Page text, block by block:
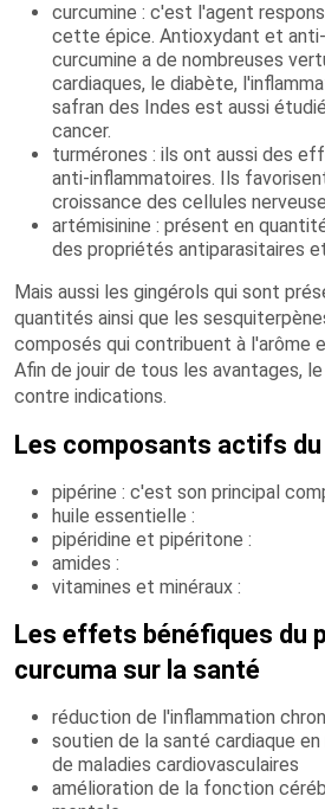
curcumine : c'est l'agent
cette épice. Antioxydant et
curcumine a de nombreuses
cardiaques, le diabète,
safran des Indes est aussi
cancer.
turmérones : ils ont aussi des
anti-inflammatoires. Ils
croissance des cellules
artémisinine : présent en
des propriétés antiparasitaires
Mais aussi les gingérols qui sont
quantités ainsi que les
composés qui contribuent à l'arôme
Afin de jouir de tous les avantages,
contre indications.
Les composants actifs
pipérine : c'est son principal
huile essentielle :
pipéridine et pipéritone :
amides :
vitamines et minéraux :
Les effets bénéfiques du
curcuma sur la santé
réduction de l'inflammation
soutien de la santé cardiaque
de maladies cardiovasculaires
amélioration de la fonction